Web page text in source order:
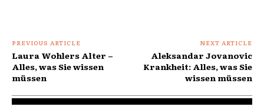
PREVIOUS ARTICLE
Laura Wohlers Alter –
Alles, was Sie wissen
müssen
NEXT ARTICLE
Aleksandar Jovanovic
Krankheit: Alles, was Sie
wissen müssen